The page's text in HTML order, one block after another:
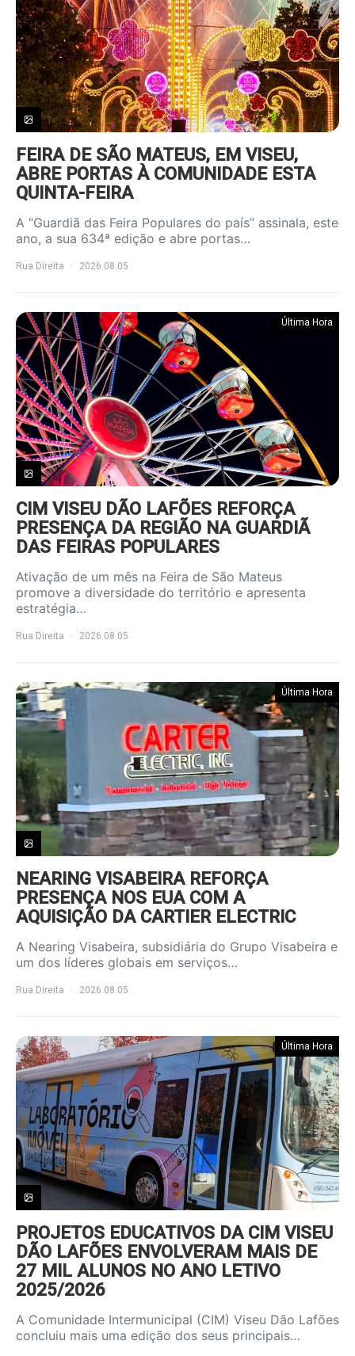
FEIRA DE SÃO MATEUS, EM VISEU,
ABRE PORTAS À COMUNIDADE ESTA
QUINTA-FEIRA
A “Guardiã das Feira Populares do país” assinala, este
ano, a sua 634ª edição e abre portas…
Rua Direita 2026.08.05
Última Hora
CIM VISEU DÃO LAFÕES REFORÇA
PRESENÇA DA REGIÃO NA GUARDIÃ
DAS FEIRAS POPULARES
Ativação de um mês na Feira de São Mateus
promove a diversidade do território e apresenta
estratégia…
Rua Direita 2026.08.05
Última Hora
NEARING VISABEIRA REFORÇA
PRESENÇA NOS EUA COM A
AQUISIÇÃO DA CARTIER ELECTRIC
A Nearing Visabeira, subsidiária do Grupo Visabeira e
um dos líderes globais em serviços…
Rua Direita 2026.08.05
Última Hora
PROJETOS EDUCATIVOS DA CIM VISEU
DÃO LAFÕES ENVOLVERAM MAIS DE
27 MIL ALUNOS NO ANO LETIVO
2025/2026
A Comunidade Intermunicipal (CIM) Viseu Dão Lafões
concluiu mais uma edição dos seus principais…